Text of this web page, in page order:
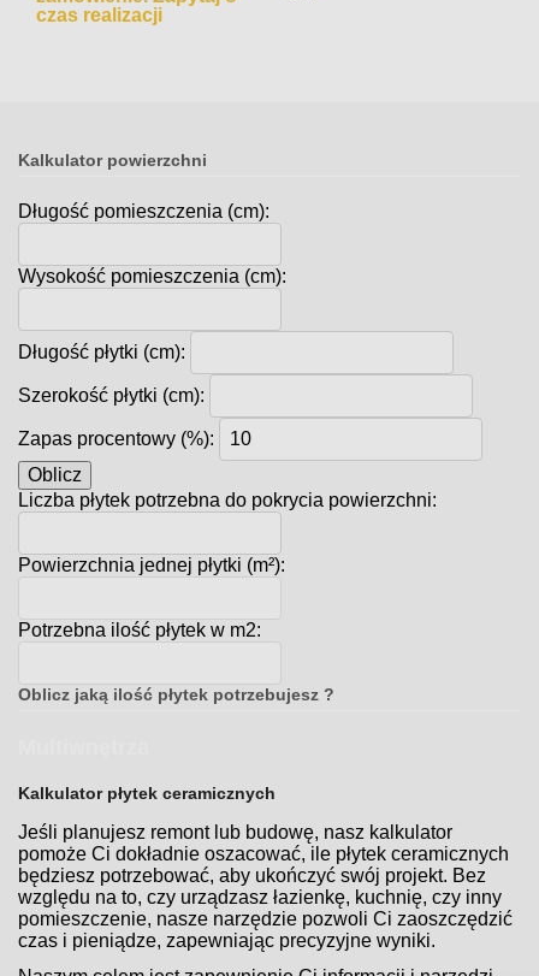
czas realizacji
Kalkulator powierzchni
Długość pomieszczenia (cm):
Wysokość pomieszczenia (cm):
Długość płytki (cm):
Szerokość płytki (cm):
Zapas procentowy (%):
Oblicz
Liczba płytek potrzebna do pokrycia powierzchni:
Powierzchnia jednej płytki (m²):
Potrzebna ilość płytek w m2:
Oblicz jaką ilość płytek potrzebujesz ?
Kalkulator płytek ceramicznych
Jeśli planujesz remont lub budowę, nasz kalkulator
pomoże Ci dokładnie oszacować, ile płytek ceramicznych
będziesz potrzebować, aby ukończyć swój projekt. Bez
względu na to, czy urządzasz łazienkę, kuchnię, czy inny
pomieszczenie, nasze narzędzie pozwoli Ci zaoszczędzić
czas i pieniądze, zapewniając precyzyjne wyniki.